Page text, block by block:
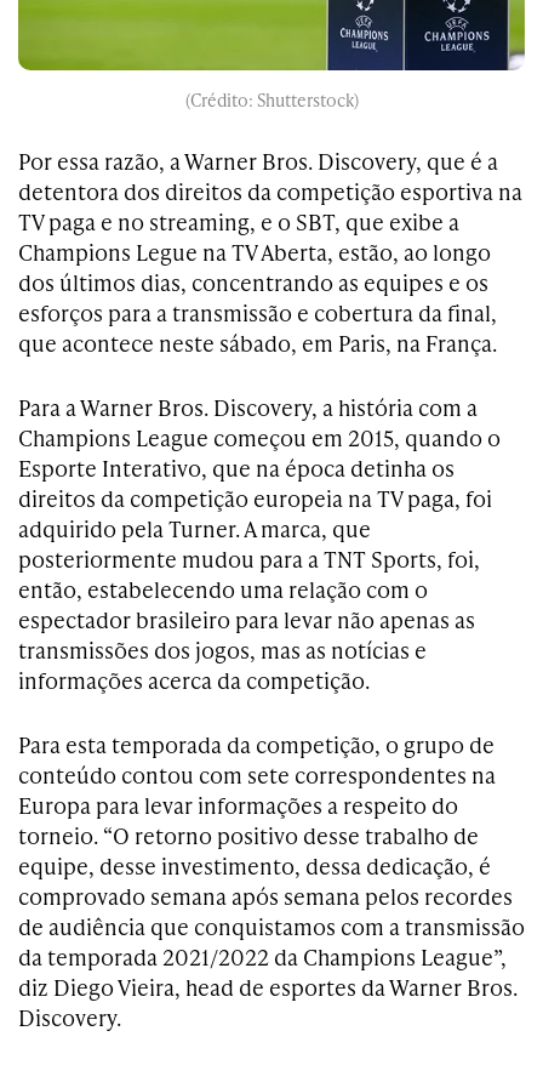
(Crédito: Shutterstock)
Por essa razão, a Warner Bros. Discovery, que é a
detentora dos direitos da competição esportiva na
TV paga e no streaming, e o SBT, que exibe a
Champions Legue na TV Aberta, estão, ao longo
dos últimos dias, concentrando as equipes e os
esforços para a transmissão e cobertura da final,
que acontece neste sábado, em Paris, na França.
Para a Warner Bros. Discovery, a história com a
Champions League começou em 2015, quando o
Esporte Interativo, que na época detinha os
direitos da competição europeia na TV paga, foi
adquirido pela Turner. A marca, que
posteriormente mudou para a TNT Sports, foi,
então, estabelecendo uma relação com o
espectador brasileiro para levar não apenas as
transmissões dos jogos, mas as notícias e
informações acerca da competição.
Para esta temporada da competição, o grupo de
conteúdo contou com sete correspondentes na
Europa para levar informações a respeito do
torneio. “O retorno positivo desse trabalho de
equipe, desse investimento, dessa dedicação, é
comprovado semana após semana pelos recordes
de audiência que conquistamos com a transmissão
da temporada 2021/2022 da Champions League”,
diz Diego Vieira, head de esportes da Warner Bros.
Discovery.